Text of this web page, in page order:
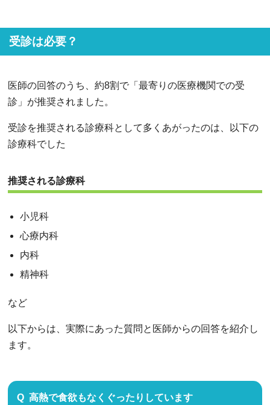
受診は必要？
医師の回答のうち、約8割で「最寄りの医療機関での受
診」が推奨されました。
受診を推奨される診療科として多くあがったのは、以下の
診療科でした
推奨される診療科
小児科
心療内科
内科
精神科
など
以下からは、実際にあった質問と医師からの回答を紹介し
ます。
高熱で食欲もなくぐったりしています